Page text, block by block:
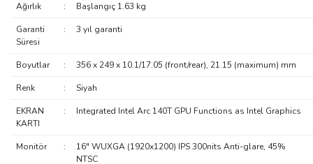
Ağırlık : Başlangıç 1.63 kg
Garanti
Süresi
: 3 yıl garanti
Boyutlar : 356 x 249 x 10.1/17.05 (front/rear), 21.15 (maximum) mm
Renk : Siyah
EKRAN
KARTI
: Integrated Intel Arc 140T GPU Functions as Intel Graphics
Monitör :
16" WUXGA (1920x1200) IPS 300nits Anti-glare, 45%
NTSC